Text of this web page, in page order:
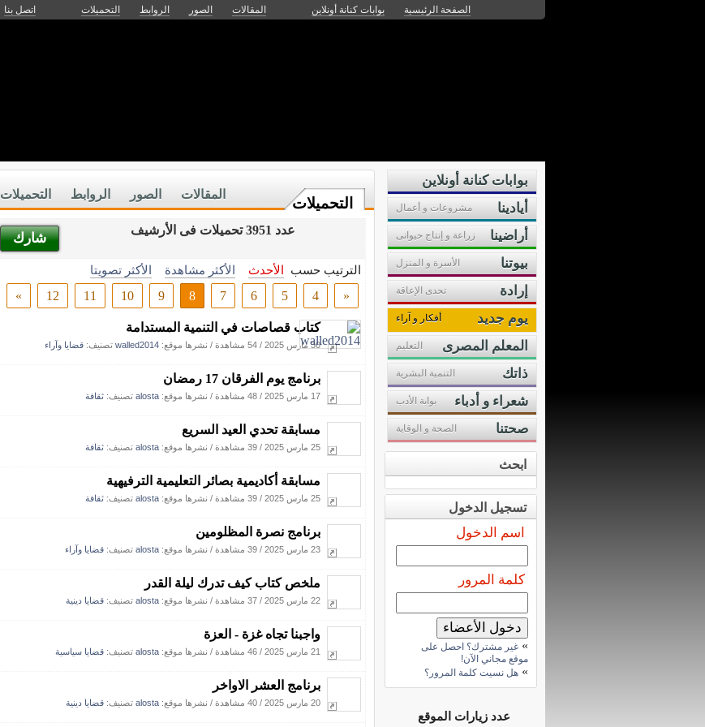
الصفحة الرئيسية بوابات كنانة أونلاين المقالات الصور الروابط التحميلات اتصل بنا
التحميلات
التحميلات الروابط الصور المقالات
شارك
عدد 3951 تحميلات فى الأرشيف
الترتيب حسب الأحدث الأكثر مشاهدة
الأكثر تصويتا
«
4
5
6
7
8
9
10
11
12
»
كتاب قصاصات في التنمية المستدامة
30 مارس 2025 / 54 مشاهدة / نشرها موقع: walled2014 تصنيف: قضايا وآراء
برنامج يوم الفرقان 17 رمضان
17 مارس 2025 / 48 مشاهدة / نشرها موقع: alosta تصنيف: ثقافة
مسابقة تحدي العيد السريع
25 مارس 2025 / 39 مشاهدة / نشرها موقع: alosta تصنيف: ثقافة
مسابقة أكاديمية بصائر التعليمية الترفيهية
25 مارس 2025 / 39 مشاهدة / نشرها موقع: alosta تصنيف: ثقافة
برنامج نصرة المظلومين
23 مارس 2025 / 39 مشاهدة / نشرها موقع: alosta تصنيف: قضايا وآراء
ملخص كتاب كيف تدرك ليلة القدر
22 مارس 2025 / 37 مشاهدة / نشرها موقع: alosta تصنيف: قضايا دينية
واجبنا تجاه غزة - العزة
21 مارس 2025 / 46 مشاهدة / نشرها موقع: alosta تصنيف: قضايا سياسية
برنامج العشر الاواخر
20 مارس 2025 / 40 مشاهدة / نشرها موقع: alosta تصنيف: قضايا دينية
بوابات كنانة أونلاين
أيادينا
مشروعات و أعمال
أراضينا زراعة و إنتاج حيوانى
بيوتنا الأسرة و المنزل
إرادة تحدى الإعاقة
يوم جديد أفكار و آراء
المعلم المصرى التعليم
ذاتك التنمية البشرية
شعراء و أدباء بوابة الأدب
صحتنا الصحة و الوقاية
ابحث
تسجيل الدخول
اسم الدخول
كلمة المرور
» غير مشترك؟ احصل على
موقع مجاني الآن!
» هل نسيت كلمة المرور؟
عدد زيارات الموقع